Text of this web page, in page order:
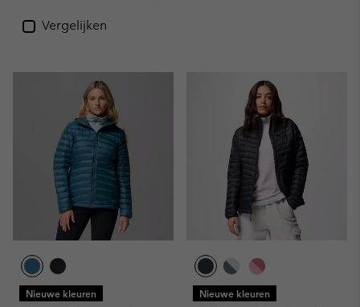
Vergelijken
Nieuwe kleuren Nieuwe kleuren